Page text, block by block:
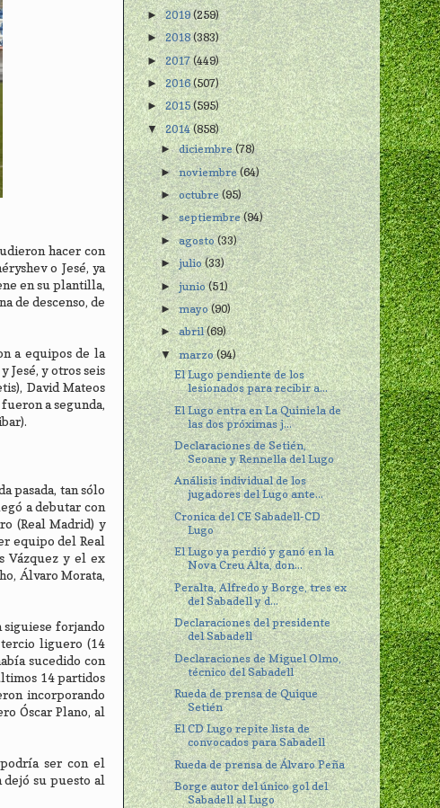
hacer con
o Jesé, ya
en su plantilla,
de descenso, de
a equipos de la
Jesé, y otros seis
David Mateos
a segunda,
pasada, tan sólo
a debutar con
(Real Madrid) y
equipo del Real
Vázquez y el ex
Álvaro Morata,
siguiese forjando
liguero (14
sucedido con
14 partidos
incorporando
Óscar Plano, al
ser con el
su puesto al
►2019(259)
►2018(383)
►2017(449)
►2016(507)
►2015(595)
▼2014(858)
►diciembre(78)
►noviembre(64)
►octubre(95)
►septiembre(94)
►agosto(33)
►julio(33)
►junio(51)
►mayo(90)
►abril(69)
▼marzo(94)
El Lugo pendiente de los
lesionados para recibir a...
El Lugo entra en La Quiniela de
las dos próximas j...
Declaraciones de Setién,
Seoane y Rennella del Lugo
Análisis individual de los
jugadores del Lugo ante...
Cronica del CE Sabadell-CD
Lugo
El Lugo ya perdió y ganó en la
Nova Creu Alta, don...
Peralta, Alfredo y Borge, tres ex
del Sabadell y d...
Declaraciones del presidente
del Sabadell
Declaraciones de Miguel Olmo,
técnico del Sabadell
Rueda de prensa de Quique
Setién
El CD Lugo repite lista de
convocados para Sabadell
Rueda de prensa de Álvaro Peña
Borge autor del único gol del
Sabadell al Lugo